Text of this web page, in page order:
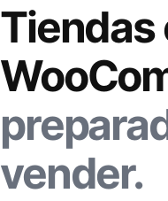
Tiendas
vender.